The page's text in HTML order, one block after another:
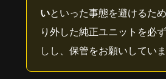
いといった事態を避けるた
り外した純正ユニットを必
しし、保管をお願いしていま